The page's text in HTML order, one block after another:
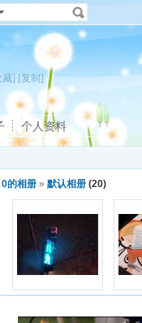
藏] [复制]
个人资料
的相册 » 默认相册 (20)